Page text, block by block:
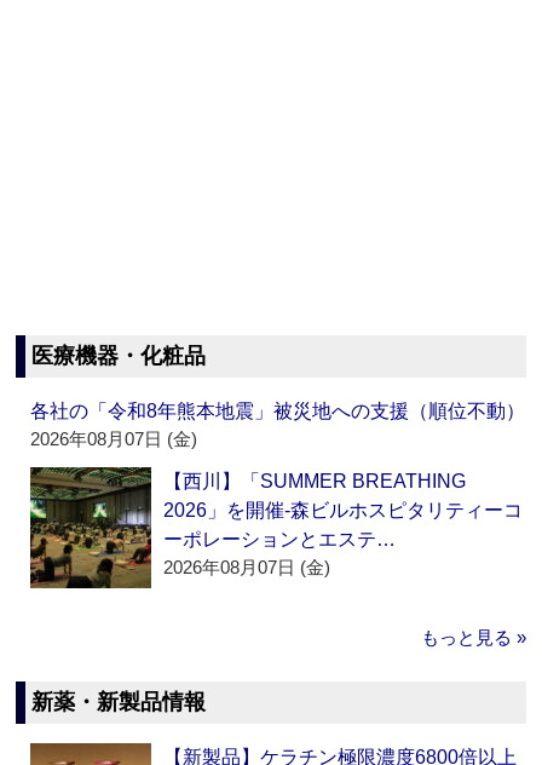
医療機器・化粧品
各社の「令和8年熊本地震」被災地への支援（順位不動）
2026年08月07日 (金)
【西川】「SUMMER BREATHING
2026」を開催‐森ビルホスピタリティーコ
ーポレーションとエステ…
2026年08月07日 (金)
もっと見る »
新薬・新製品情報
【新製品】ケラチン極限濃度6800倍以上